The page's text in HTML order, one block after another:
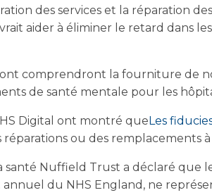
des services et la réparation
aider à éliminer le retard dans
comprendront la fourniture de
de santé mentale pour les
Digital ont montré queLes
réparations ou des remplacements
santé Nuffield Trust a déclaré que
annuel du NHS England, ne